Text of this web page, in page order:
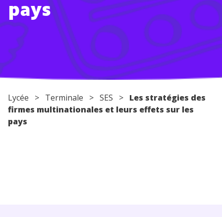
Conseils pour les parents
pays
Lycée > Terminale > SES > Les stratégies des
firmes multinationales et leurs effets sur les
pays